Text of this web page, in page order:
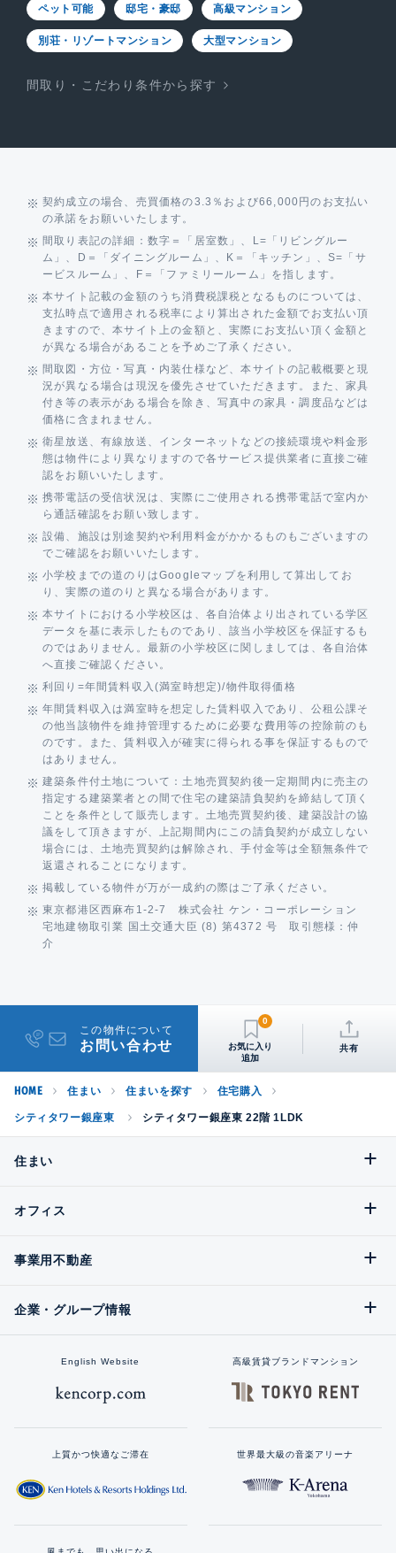
ペット可能 邸宅・豪邸 高級マンション
別荘・リゾートマンション 大型マンション
間取り・こだわり条件から探す
契約成立の場合、売買価格の3.3％および66,000円のお支払い
の承諾をお願いいたします。
間取り表記の詳細：数字＝「居室数」、L=「リビングルー
ム」、D＝「ダイニングルーム」、K＝「キッチン」、S=「サ
ービスルーム」、F＝「ファミリールーム」を指します。
本サイト記載の金額のうち消費税課税となるものについては、
支払時点で適用される税率により算出された金額でお支払い頂
きますので、本サイト上の金額と、実際にお支払い頂く金額と
が異なる場合があることを予めご了承ください。
間取図・方位・写真・内装仕様など、本サイトの記載概要と現
況が異なる場合は現況を優先させていただきます。また、家具
付き等の表示がある場合を除き、写真中の家具・調度品などは
価格に含まれません。
衛星放送、有線放送、インターネットなどの接続環境や料金形
態は物件により異なりますので各サービス提供業者に直接ご確
認をお願いいたします。
携帯電話の受信状況は、実際にご使用される携帯電話で室内か
ら通話確認をお願い致します。
設備、施設は別途契約や利用料金がかかるものもございますの
でご確認をお願いいたします。
小学校までの道のりはGoogleマップを利用して算出してお
り、実際の道のりと異なる場合があります。
本サイトにおける小学校区は、各自治体より出されている学区
データを基に表示したものであり、該当小学校区を保証するも
のではありません。最新の小学校区に関しましては、各自治体
へ直接ご確認ください。
利回り=年間賃料収入(満室時想定)/物件取得価格
年間賃料収入は満室時を想定した賃料収入であり、公租公課そ
の他当該物件を維持管理するために必要な費用等の控除前のも
のです。また、賃料収入が確実に得られる事を保証するもので
はありません。
建築条件付土地について：土地売買契約後一定期間内に売主の
指定する建築業者との間で住宅の建築請負契約を締結して頂く
ことを条件として販売します。土地売買契約後、建築設計の協
議をして頂きますが、上記期間内にこの請負契約が成立しない
場合には、土地売買契約は解除され、手付金等は全額無条件で
返還されることになります。
掲載している物件が万が一成約の際はご了承ください。
東京都港区西麻布1-2-7 株式会社 ケン・コーポレーション
宅地建物取引業 国土交通大臣 (8) 第4372 号 取引態様：仲
介
この物件について
お問い合わせ
0
共有
HOME 住まい 住まいを探す 住宅購入
シティタワー銀座東 シティタワー銀座東 22階 1LDK
住まい
オフィス
事業用不動産
企業・グループ情報
English Website 高級賃貸ブランドマンション
上質かつ快適なご滞在 世界最大級の音楽アリーナ